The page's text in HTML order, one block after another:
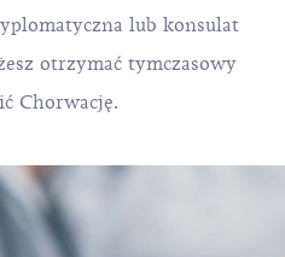
lub konsulat
otrzymać tymczasowy
Chorwację.